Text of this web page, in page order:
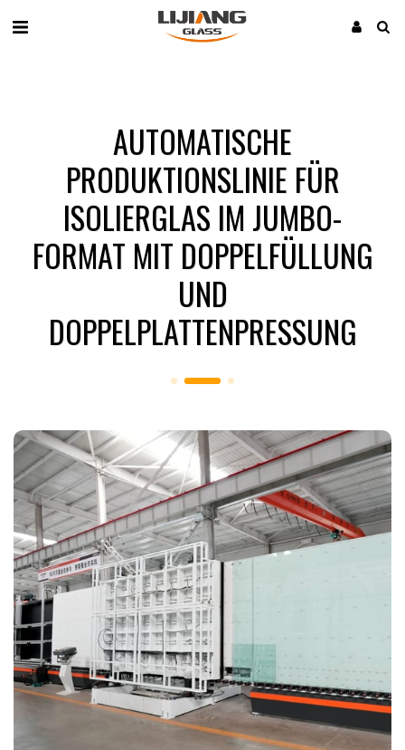
AUTOMATISCHE
PRODUKTIONSLINIE FÜR
ISOLIERGLAS IM JUMBO-
FORMAT MIT DOPPELFÜLLUNG
UND
DOPPELPLATTENPRESSUNG